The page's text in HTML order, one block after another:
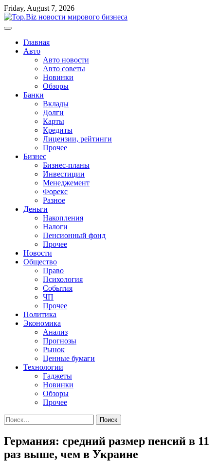
Перейти
к
содержимому
Friday, August 7, 2026
Главная
Авто
Авто новости
Авто советы
Новинки
Обзоры
Банки
Вклады
Долги
Карты
Кредиты
Лицензии, рейтинги
Прочее
Бизнес
Бизнес-планы
Инвестиции
Менеджемент
Форекс
Разное
Деньги
Накопления
Налоги
Пенсионный фонд
Прочее
Новости
Общество
Право
Психология
События
ЧП
Прочее
Политика
Экономика
Анализ
Прогнозы
Рынок
Ценные бумаги
Технологии
Гаджеты
Новинки
Обзоры
Прочее
Найти:
Германия: средний размер пенсий в 11
раз выше, чем в Украине